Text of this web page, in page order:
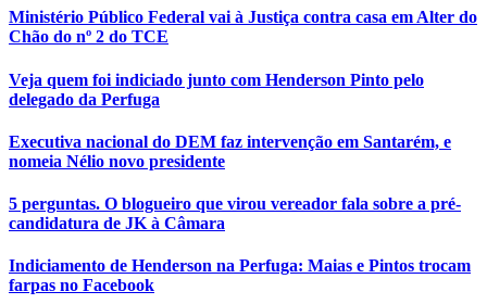
Ministério Público Federal vai à Justiça contra casa em Alter do
Chão do nº 2 do TCE
Veja quem foi indiciado junto com Henderson Pinto pelo
delegado da Perfuga
Executiva nacional do DEM faz intervenção em Santarém, e
nomeia Nélio novo presidente
5 perguntas. O blogueiro que virou vereador fala sobre a pré-
candidatura de JK à Câmara
Indiciamento de Henderson na Perfuga: Maias e Pintos trocam
farpas no Facebook